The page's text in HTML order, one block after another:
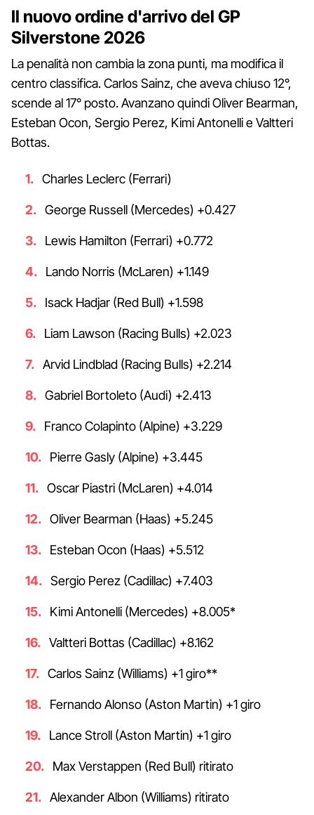
Il nuovo ordine d'arrivo del GP
Silverstone 2026
La penalità non cambia la zona punti, ma modifica il
centro classifica. Carlos Sainz, che aveva chiuso 12°,
scende al 17° posto. Avanzano quindi Oliver Bearman,
Esteban Ocon, Sergio Perez, Kimi Antonelli e Valtteri
Bottas.
Charles Leclerc (Ferrari)
George Russell (Mercedes) +0.427
Lewis Hamilton (Ferrari) +0.772
Lando Norris (McLaren) +1.149
Isack Hadjar (Red Bull) +1.598
Liam Lawson (Racing Bulls) +2.023
Arvid Lindblad (Racing Bulls) +2.214
Gabriel Bortoleto (Audi) +2.413
Franco Colapinto (Alpine) +3.229
Pierre Gasly (Alpine) +3.445
Oscar Piastri (McLaren) +4.014
Oliver Bearman (Haas) +5.245
Esteban Ocon (Haas) +5.512
Sergio Perez (Cadillac) +7.403
Kimi Antonelli (Mercedes) +8.005*
Valtteri Bottas (Cadillac) +8.162
Carlos Sainz (Williams) +1 giro**
Fernando Alonso (Aston Martin) +1 giro
Lance Stroll (Aston Martin) +1 giro
Max Verstappen (Red Bull) ritirato
Alexander Albon (Williams) ritirato